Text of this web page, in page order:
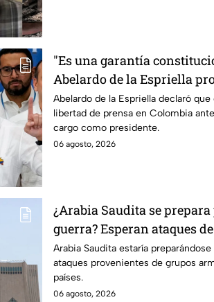
"Es una garantía
Abelardo de la Espriella
defender la libertad de
Colombia
Abelardo de la Espriella declaró que
libertad de prensa en Colombia
cargo como presidente.
06 agosto, 2026
¿Arabia Saudita se
guerra? Esperan ataques
armados de tres países
Arabia Saudita estaría
ataques provenientes de grupos
países.
06 agosto, 2026